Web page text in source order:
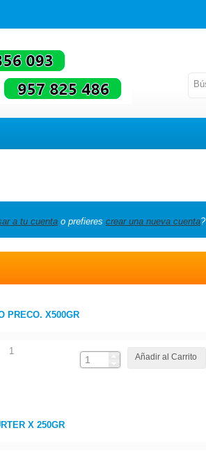
a tu cuenta o prefieres crear una nueva cuenta?
PRECO. X500GR
1
Añadir al Carrito
X 250GR